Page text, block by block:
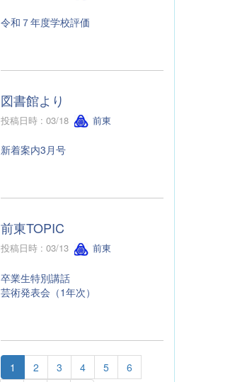
令和７年度学校評価
図書館より
投稿日時 : 03/18 前東
新着案内3月号
前東TOPIC
投稿日時 : 03/13 前東
卒業生特別講話
芸術発表会（1年次）
1 2 3 4 5
6